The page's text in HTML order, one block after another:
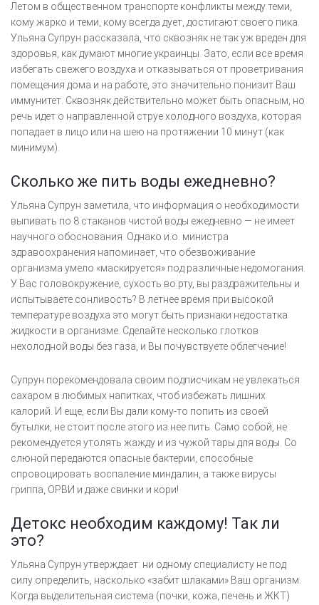
Летом в общественном транспорте конфликты между теми,
кому жарко и теми, кому всегда дует, достигают своего пика.
Ульяна Супрун рассказала, что сквозняк не так уж вреден для
здоровья, как думают многие украинцы. Зато, если все время
избегать свежего воздуха и отказываться от проветривания
помещения дома и на работе, это значительно понизит Ваш
иммунитет. Сквозняк действительно может быть опасным, но
речь идет о направленной струе холодного воздуха, которая
попадает в лицо или на шею на протяжении 10 минут (как
минимум).
Сколько же пить воды ежедневно?
Ульяна Супрун заметила, что информация о необходимости
выпивать по 8 стаканов чистой воды ежедневно — не имеет
научного обоснования. Однако и.о. министра
здравоохранения напоминает, что обезвоживание
организма умело «маскируется» под различные недомогания.
У Вас головокружение, сухость во рту, вы раздражительны и
испытываете сонливость? В летнее время при высокой
температуре воздуха это могут быть признаки недостатка
жидкости в организме. Сделайте несколько глотков
нехолодной воды без газа, и Вы почувствуете облегчение!
Супрун порекомендовала своим подписчикам не увлекаться
сахаром в любимых напитках, чтоб избежать лишних
калорий. И еще, если Вы дали кому-то попить из своей
бутылки, не стоит после этого из нее пить. Само собой, не
рекомендуется утолять жажду и из чужой тары для воды. Со
слюной передаются опасные бактерии, способные
спровоцировать воспаление миндалин, а также вирусы
гриппа, ОРВИ и даже свинки и кори!
Детокс необходим каждому! Так ли
это?
Ульяна Супрун утверждает: ни одному специалисту не под
силу определить, насколько «забит шлаками» Ваш организм.
Когда выделительная система (почки, кожа, печень и ЖКТ)